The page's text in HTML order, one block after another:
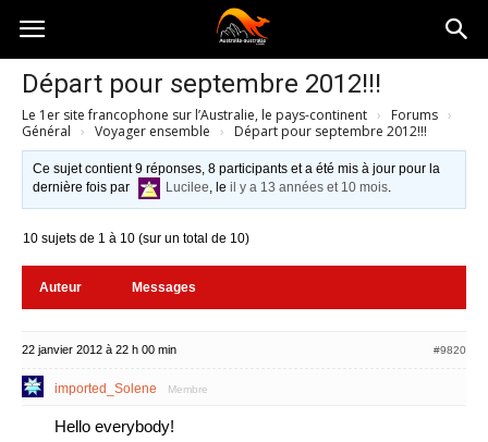
Australia-
australie.com
Départ pour septembre 2012!!!
Le 1er site francophone sur l’Australie, le pays-continent › Forums ›
Général › Voyager ensemble › Départ pour septembre 2012!!!
Ce sujet contient 9 réponses, 8 participants et a été mis à jour pour la
dernière fois par
Lucilee, leil y a 13 années et 10 mois.
10 sujets de 1 à 10 (sur un total de 10)
Auteur Messages
22 janvier 2012 à 22 h 00 min #9820
imported_Solene Membre
Hello everybody!